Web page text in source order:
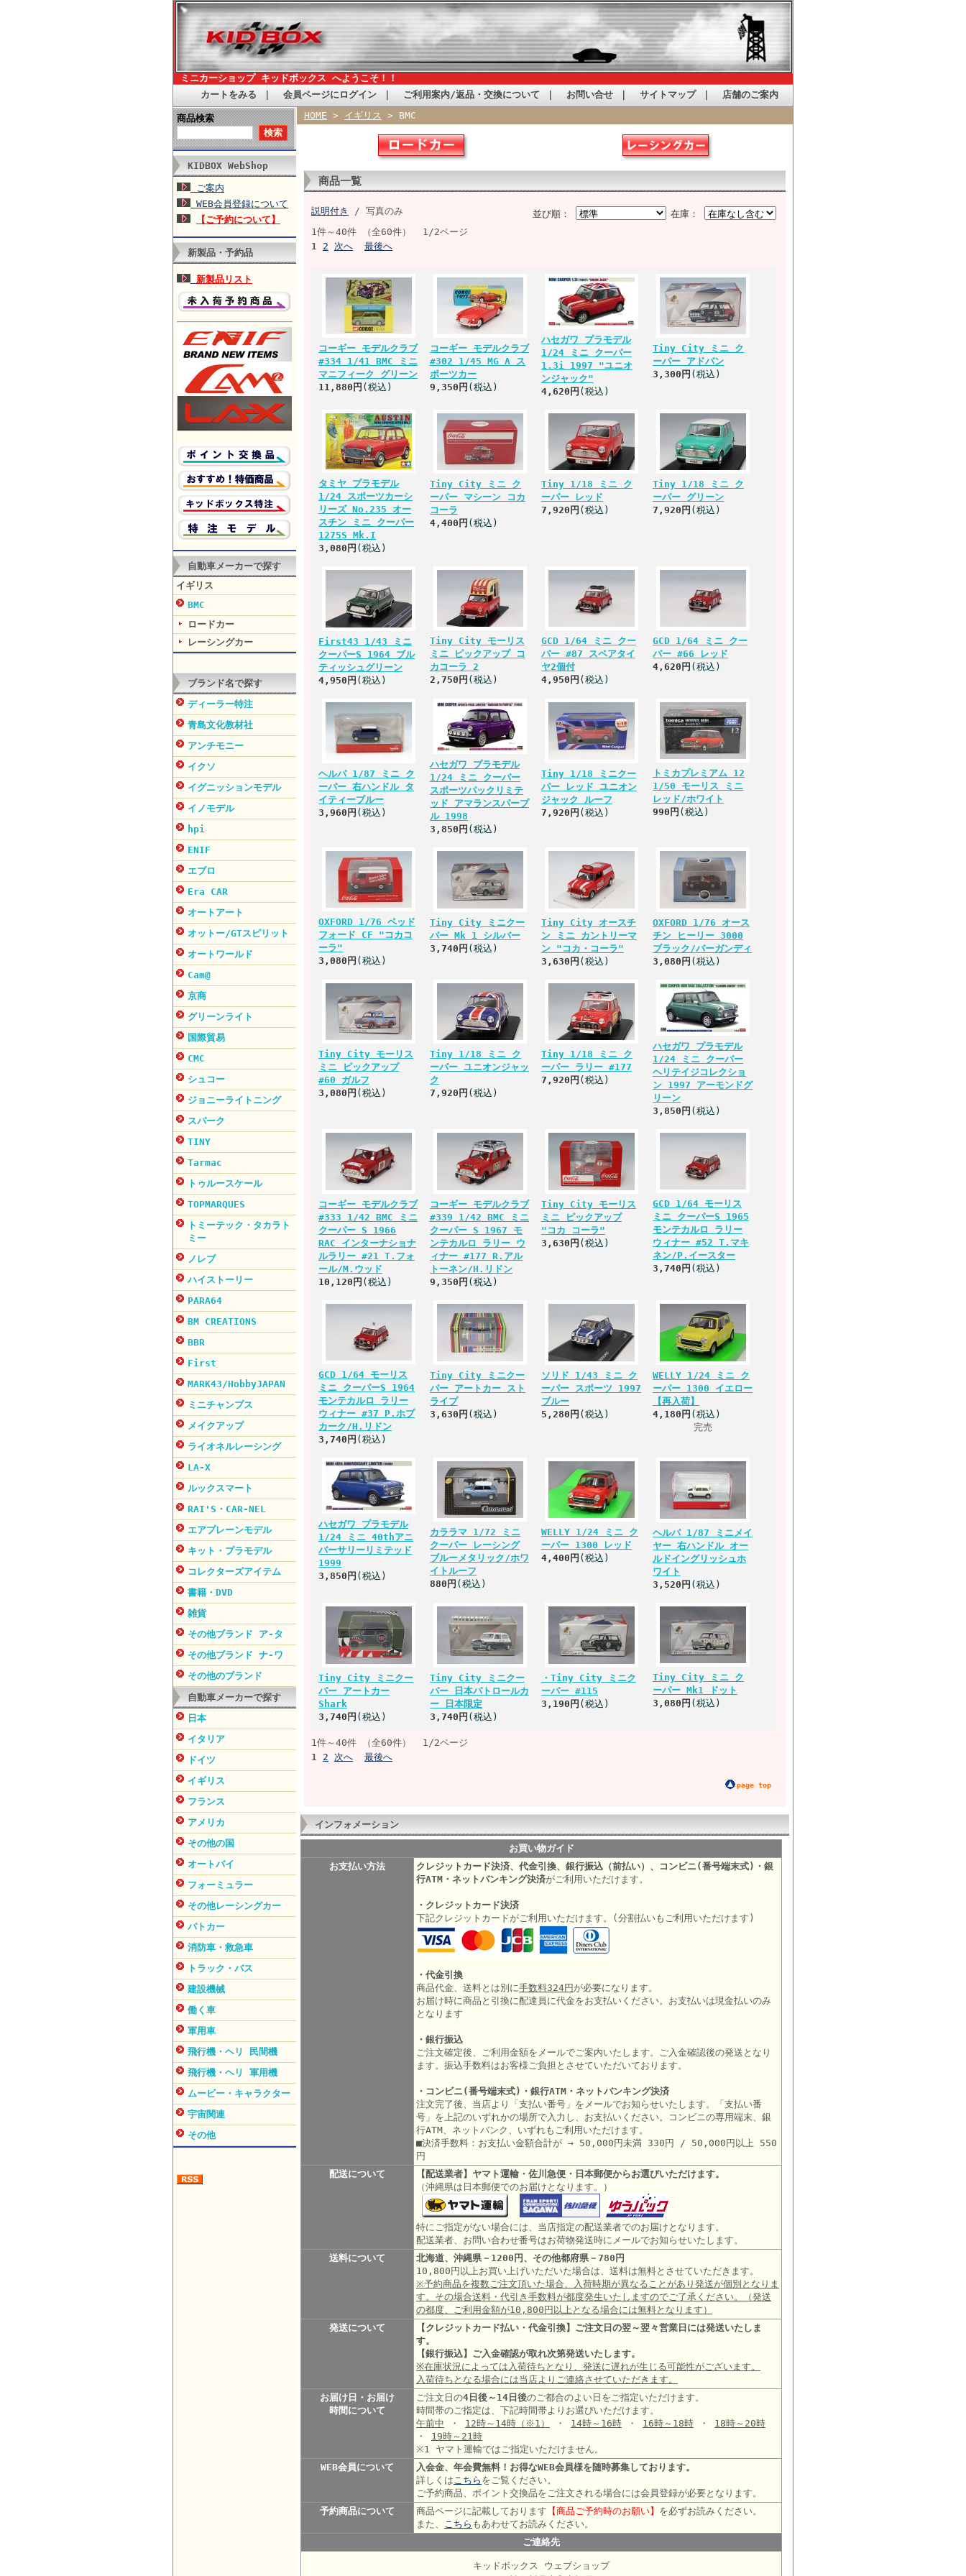
ミニカーショップ キッドボックス へようこそ！！
カートをみる
会員ページにログイン ご利用案内/返品・交換について お問い合せ サイトマップ｜ 店舗のご案内
商品検索
KIDBOX WebShop
ご案内
WEB会員登録について
【ご予約について】
新製品・予約品
新製品リスト
自動車メーカーで探す
イギリス
BMC
ロードカー
レーシングカー
ブランド名で探す
ディーラー特注
青島文化教材社
アンチモニー
イクソ
イグニッションモデル
イノモデル
hpi
ENIF
エブロ
Era CAR
オートアート
オットー/GTスピリット
オートワールド
Cam@
京商
グリーンライト
国際貿易
CMC
シュコー
ジョニーライトニング
スパーク
TINY
Tarmac
トゥルースケール
TOPMARQUES
トミーテック・タカラト
ミー
ノレブ
ハイストーリー
PARA64
BM CREATIONS
BBR
First
MARK43/HobbyJAPAN
ミニチャンプス
メイクアップ
ライオネルレーシング
LA-X
ルックスマート
RAI'S・CAR-NEL
エアプレーンモデル
キット・プラモデル
コレクターズアイテム
書籍・DVD
雑貨
その他ブランド ア-タ
その他ブランド ナ-ワ
その他のブランド
自動車メーカーで探す
日本
イタリア
ドイツ
イギリス
フランス
アメリカ
その他の国
オートバイ
フォーミュラー
その他レーシングカー
パトカー
消防車・救急車
トラック・バス
建設機械
働く車
軍用車
飛行機・ヘリ 民間機
飛行機・ヘリ 軍用機
ムービー・キャラクター
宇宙関連
その他
HOME > イギリス > BMC
商品一覧
在庫：
並び順：
説明付き
/ 写真のみ
1件～40件 （全60件） 1/2ページ
1 2 次へ 最後へ
コーギー モデルクラブ
#334 1/41 BMC ミニ
マニフィーク グリーン
11,880円 (税込)
コーギー モデルクラブ
#302 1/45 MG A ス
ポーツカー
9,350円 (税込)
ハセガワ プラモデル
1/24 ミニ クーパー
1.3i 1997 "ユニオ
ンジャック"
4,620円 (税込)
Tiny City ミニ ク
ーパー アドバン
3,300円 (税込)
タミヤ プラモデル
1/24 スポーツカーシ
リーズ No.235 オー
スチン ミニ クーパー
1275S Mk.I
3,080円 (税込)
Tiny City ミニ ク
ーパー マシーン コカ
コーラ
4,400円 (税込)
Tiny 1/18 ミニ ク
ーパー レッド
7,920円 (税込)
Tiny 1/18 ミニ ク
ーパー グリーン
7,920円 (税込)
First43 1/43 ミニ
クーパーS 1964 ブル
ティッシュグリーン
4,950円 (税込)
Tiny City モーリス
ミニ ピックアップ コ
カコーラ 2
2,750円 (税込)
GCD 1/64 ミニ クー
パー #87 スペアタイ
ヤ2個付
4,950円 (税込)
GCD 1/64 ミニ クー
パー #66 レッド
4,620円 (税込)
ヘルパ 1/87 ミニ ク
ーパー 右ハンドル タ
イティーブルー
3,960円 (税込)
ハセガワ プラモデル
1/24 ミニ クーパー
スポーツパックリミテ
ッド アマランスパープ
ル 1998
3,850円 (税込)
Tiny 1/18 ミニクー
パー レッド ユニオン
ジャック ルーフ
7,920円 (税込)
トミカプレミアム 12
1/50 モーリス ミニ
レッド/ホワイト
990円 (税込)
OXFORD 1/76 ベッド
フォード CF "コカコ
ーラ"
3,080円 (税込)
Tiny City ミニクー
パー Mk 1 シルバー
3,740円 (税込)
Tiny City オースチ
ン ミニ カントリーマ
ン "コカ・コーラ"
3,630円 (税込)
OXFORD 1/76 オース
チン ヒーリー 3000
ブラック/バーガンディ
3,080円 (税込)
Tiny City モーリス
ミニ ピックアップ
#60 ガルフ
3,080円 (税込)
Tiny 1/18 ミニ ク
ーパー ユニオンジャッ
ク
7,920円 (税込)
Tiny 1/18 ミニ ク
ーパー ラリー #177
7,920円 (税込)
ハセガワ プラモデル
1/24 ミニ クーパー
ヘリテイジコレクショ
ン 1997 アーモンドグ
リーン
3,850円 (税込)
コーギー モデルクラブ
#333 1/42 BMC ミニ
クーパー S 1966
RAC インターナショナ
ルラリー #21 T.フォ
ール/M.ウッド
10,120円 (税込)
コーギー モデルクラブ
#339 1/42 BMC ミニ
クーパー S 1967 モ
ンテカルロ ラリー ウ
ィナー #177 R.アル
トーネン/H.リドン
9,350円 (税込)
Tiny City モーリス
ミニ ピックアップ
"コカ コーラ"
3,630円 (税込)
GCD 1/64 モーリス
ミニ クーパーS 1965
モンテカルロ ラリー
ウィナー #52 T.マキ
ネン/P.イースター
3,740円 (税込)
GCD 1/64 モーリス
ミニ クーパーS 1964
モンテカルロ ラリー
ウィナー #37 P.ホプ
カーク/H.リドン
3,740円 (税込)
Tiny City ミニクー
パー アートカー スト
ライプ
3,630円 (税込)
ソリド 1/43 ミニ ク
ーパー スポーツ 1997
ブルー
5,280円 (税込)
WELLY 1/24 ミニ ク
ーパー 1300 イエロー
【再入荷】
4,180円 (税込)
完売
ハセガワ プラモデル
1/24 ミニ 40thアニ
バーサリーリミテッド
1999
3,850円 (税込)
カララマ 1/72 ミニ
クーパー レーシング
ブルーメタリック/ホワ
イトルーフ
880円 (税込)
WELLY 1/24 ミニ ク
ーパー 1300 レッド
4,400円 (税込)
ヘルパ 1/87 ミニメイ
ヤー 右ハンドル オー
ルドイングリッシュホ
ワイト
3,520円 (税込)
Tiny City ミニクー
パー アートカー
Shark
3,740円 (税込)
Tiny City ミニクー
パー 日本パトロールカ
ー 日本限定
3,740円 (税込)
・Tiny City ミニク
ーパー #115
3,190円 (税込)
Tiny City ミニ ク
ーパー Mk1 ドット
3,080円 (税込)
1件～40件 （全60件） 1/2ページ
1 2 次へ 最後へ
page top
インフォメーション
お買い物ガイド
お支払い方法
クレジットカード決済、代金引換、銀行振込（前払い）、コンビニ(番号端末式)・銀
行ATM・ネットバンキング決済がご利用いただけます。
・クレジットカード決済
下記クレジットカードがご利用いただけます。(分割払いもご利用いただけます)
・代金引換
商品代金、送料とは別に手数料324円 が必要になります。
お届け時に商品と引換に配達員に代金をお支払いください。お支払いは現金払いのみ
となります
・銀行振込
ご注文確定後、ご利用金額をメールでご案内いたします。ご入金確認後の発送となり
ます。振込手数料はお客様ご負担とさせていただいております。
・コンビニ(番号端末式)・銀行ATM・ネットバンキング決済
注文完了後、当店より「支払い番号」をメールでお知らせいたします。「支払い番
号」を上記のいずれかの場所で入力し、お支払いください。コンビニの専用端末、銀
行ATM、ネットバンク、いずれもご利用いただけます。
■決済手数料：お支払い金額合計が → 50,000円未満 330円 / 50,000円以上 550
円
配送について
【配送業者】ヤマト運輸・佐川急便・日本郵便からお選びいただけます。
（沖縄県は日本郵便でのお届けとなります。）
特にご指定がない場合には、当店指定の配送業者でのお届けとなります。
配送業者、お問い合わせ番号はお荷物発送時にメールでお知らせいたします。
送料について
北海道、沖縄県－1200円、その他都府県－780円
10,800円以上お買い上げいただいた場合は、送料は無料とさせていただきます。
※予約商品を複数ご注文頂いた場合、入荷時期が異なることがあり発送が個別となりま
す。その場合送料・代引き手数料が都度発生いたしますのでご了承ください。（発送
の都度、ご利用金額が10,800円以上となる場合には無料となります）
発送について
【クレジットカード払い・代金引換】ご注文日の翌～翌々営業日には発送いたしま
す。
【銀行振込】ご入金確認が取れ次第発送いたします。
※在庫状況によっては入荷待ちとなり、発送に遅れが生じる可能性がございます。
入荷待ちとなる場合には当店よりご連絡させていただきます。
お届け日・お届け
時間について
ご注文日の4日後～14日後のご都合のよい日をご指定いただけます。
時間帯のご指定は、下記時間帯よりお選びいただけます。
午前中 ・ 12時～14時 （※1） ・ 14時～16時 ・ 16時～18時 ・ 18時～20時
・ 19時～21時
※1 ヤマト運輸ではご指定いただけません。
WEB会員について
入会金、年会費無料！お得なWEB会員様を随時募集しております。
詳しくはこちら をご覧ください。
ご予約商品、ポイント交換品をご注文される場合には会員登録が必要となります。
予約商品について
商品ページに記載しております 【商品ご予約時のお願い】 を必ずお読みください。
また、 こちら もあわせてお読みください。
ご連絡先
キッドボックス ウェブショップ